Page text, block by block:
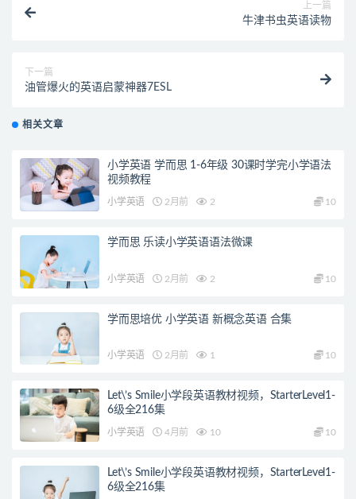
上一篇
牛津书虫英语读物
下一篇
油管爆火的英语启蒙神器7ESL
相关文章
小学英语 学而思 1-6年级 30课时学完小学语法
视频教程
小学英语 2月前 2 10
学而思 乐读小学英语语法微课
小学英语 2月前 2 10
学而思培优 小学英语 新概念英语 合集
小学英语 2月前 1 10
Let\’s Smile小学段英语教材视频，StarterLevel1-
6级全216集
小学英语 4月前 10 10
Let\’s Smile小学段英语教材视频，StarterLevel1-
6级全216集